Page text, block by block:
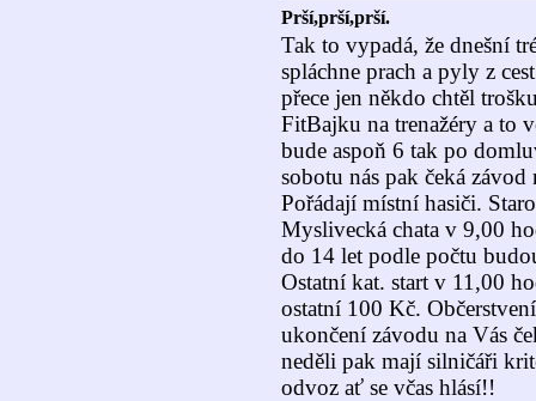
Prší,prší,prší.
Tak to vypadá, že dnešní
spláchne prach a pyly z
přece jen někdo chtěl
FitBajku na trenažéry a to
bude aspoň 6 tak po
sobotu nás pak čeká
Pořádají místní hasiči.
Myslivecká chata v 9,00
do 14 let podle počtu
Ostatní kat. start v 11,00
ostatní 100 Kč.
ukončení závodu na Vás
neděli pak mají silničáři
odvoz ať se včas hlásí!!